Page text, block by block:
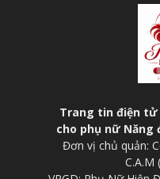
Trang tin điện tử
cho phụ nữ Năng
Đơn vị chủ quản:
C.A.M